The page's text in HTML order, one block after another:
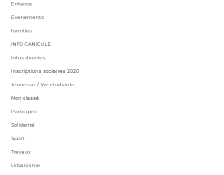
Enfance
Evenements
familles
INFO CANICULE
Infos directes
Inscriptions scolaires 2020
Jeunesse / Vie étudiante
Non classé
Participez
Solidarité
Sport
Travaux
Urbanisme